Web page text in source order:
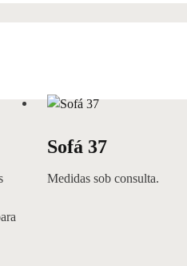
Sofá 37
Medidas sob consulta.